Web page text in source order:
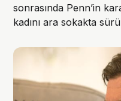
sonrasında Penn’in
kadını ara sokakta